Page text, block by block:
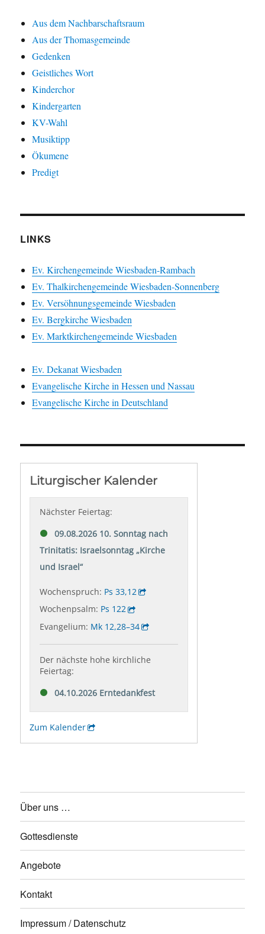
Aus dem Nachbarschaftsraum
Aus der Thomasgemeinde
Gedenken
Geistliches Wort
Kinderchor
Kindergarten
KV-Wahl
Musiktipp
Ökumene
Predigt
LINKS
Ev. Kirchengemeinde Wiesbaden-Rambach
Ev. Thalkirchengemeinde Wiesbaden-Sonnenberg
Ev. Versöhnungsgemeinde Wiesbaden
Ev. Bergkirche Wiesbaden
Ev. Marktkirchengemeinde Wiesbaden
Ev. Dekanat Wiesbaden
Evangelische Kirche in Hessen und Nassau
Evangelische Kirche in Deutschland
Über uns …
Gottesdienste
Angebote
Kontakt
Impressum / Datenschutz